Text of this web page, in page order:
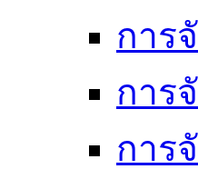
การ
การ
การ